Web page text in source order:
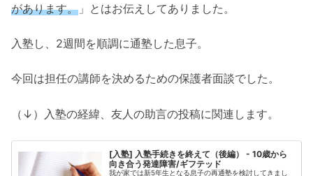
があります。 」とはお伝えしてありました。
入塾し、2週間を順調に通塾した息子。
今回は担任の講師を決めるための保護者面談でした。
（↓）入塾の経緯、友人の助言の投稿に関連します。
[入塾] 入塾手続きを終えて（後編） - 10歳から
向き合う発達障害/ギフテッド
我が家では新5年生となる息子の再通塾を検討してきまし